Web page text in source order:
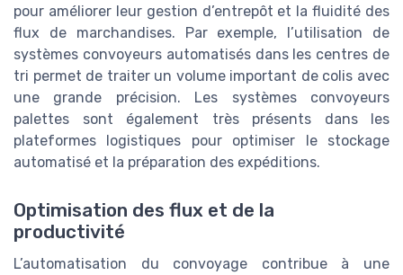
pour améliorer leur gestion d’entrepôt et la fluidité des
flux de marchandises. Par exemple, l’utilisation de
systèmes convoyeurs automatisés dans les centres de
tri permet de traiter un volume important de colis avec
une grande précision. Les systèmes convoyeurs
palettes sont également très présents dans les
plateformes logistiques pour optimiser le stockage
automatisé et la préparation des expéditions.
Optimisation des flux et de la
productivité
L’automatisation du convoyage contribue à une